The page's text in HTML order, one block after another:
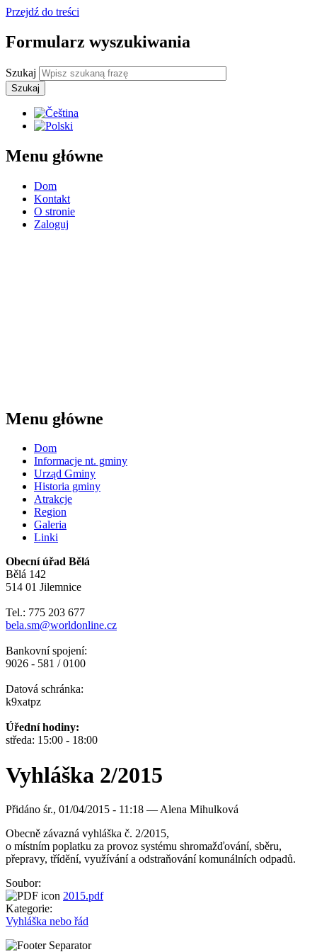
Przejdź do treści
Formularz wyszukiwania
Szukaj
Menu główne
Dom
Kontakt
O stronie
Zaloguj
Menu główne
Dom
Informacje nt. gminy
Urząd Gminy
Historia gminy
Atrakcje
Region
Galeria
Linki
Obecní úřad Bělá
Bělá 142
514 01 Jilemnice
Tel.: 775 203 677
bela.sm@worldonline.cz
Bankovní spojení:
9026 - 581 / 0100
Datová schránka:
k9xatpz
Úřední hodiny:
středa: 15:00 - 18:00
Vyhláška 2/2015
Přidáno śr., 01/04/2015 - 11:18 — Alena Mihulková
Obecně závazná vyhláška č. 2/2015,
o místním poplatku za provoz systému shromažďování, sběru,
přepravy, třídění, využívání a odstraňování komunálních odpadů.
Soubor:
2015.pdf
Kategorie:
Vyhláška nebo řád